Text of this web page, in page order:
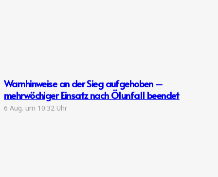
Warnhinweise an der Sieg aufgehoben –
mehrwöchiger Einsatz nach Ölunfall beendet
6 Aug. um 10:32 Uhr